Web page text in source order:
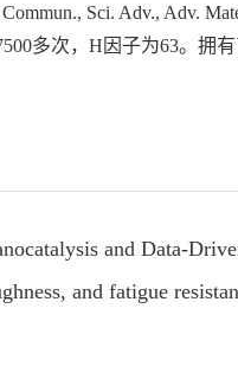
Sci. Adv., Adv.
多次，H因子为63。拥
and Data-
and fatigue